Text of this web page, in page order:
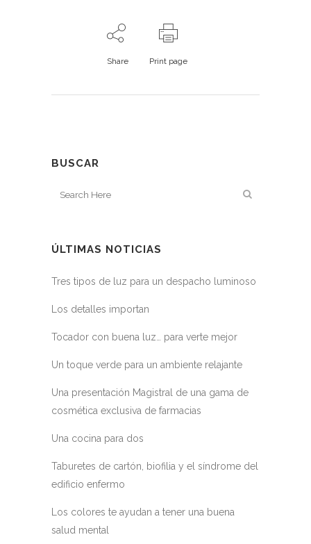
Share Print page
BUSCAR
ÚLTIMAS NOTICIAS
Tres tipos de luz para un despacho luminoso
Los detalles importan
Tocador con buena luz… para verte mejor
Un toque verde para un ambiente relajante
Una presentación Magistral de una gama de
cosmética exclusiva de farmacias
Una cocina para dos
Taburetes de cartón, biofilia y el síndrome del
edificio enfermo
Los colores te ayudan a tener una buena
salud mental